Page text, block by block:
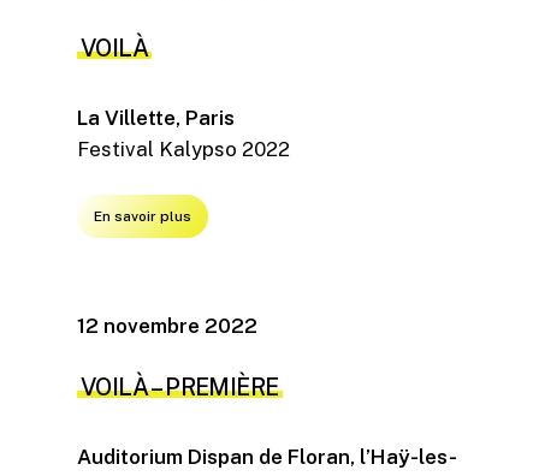
VOILÀ
La Villette, Paris
Festival Kalypso 2022
En savoir plus
12 novembre 2022
VOILÀ– PREMIÈRE
Auditorium Dispan de Floran, l’Haÿ-les-